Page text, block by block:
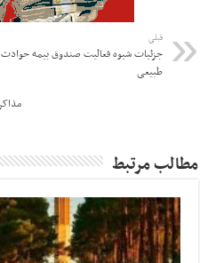
قبلی
جزئیات شیوه فعالیت صندوق بیمه حوادث
طبیعی
مطالب مرتبط